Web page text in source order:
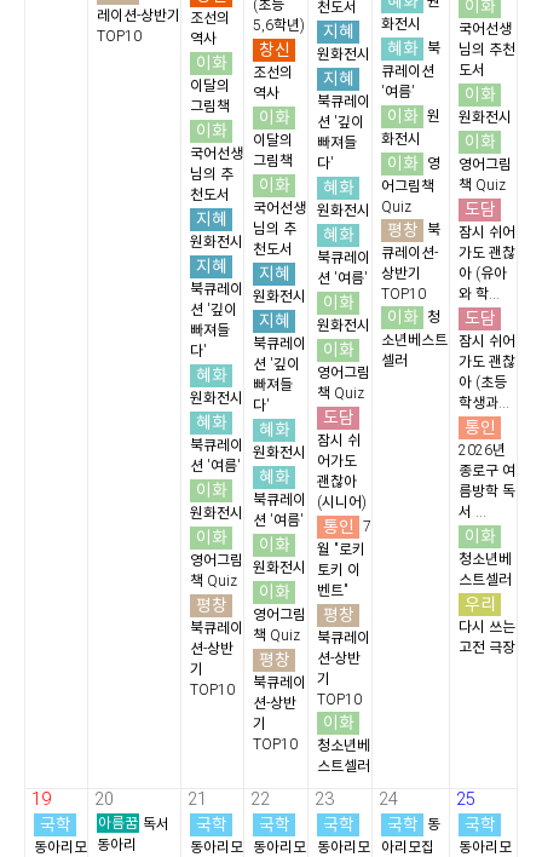
레이션-상반기
TOP10
조선의
역사
이화
이달의
그림책
이화
국어선생
님의 추
천도서
지혜
원화전시
지혜
북큐레이
션 '깊이
빠져들
다'
혜화
원화전시
혜화
북큐레이
션 '여름'
이화
원화전시
이화
영어그림
책 Quiz
평창
북큐레이
션-상반
기
TOP10
(초등
5,6학년)
창신
조선의
역사
이화
이달의
그림책
이화
국어선생
님의 추
천도서
지혜
원화전시
지혜
북큐레이
션 '깊이
빠져들
다'
혜화
원화전시
혜화
북큐레이
션 '여름'
이화
원화전시
이화
영어그림
책 Quiz
평창
북큐레이
션-상반
기
TOP10
천도서
지혜
원화전시
지혜
북큐레이
션 '깊이
빠져들
다'
혜화
원화전시
혜화
북큐레이
션 '여름'
이화
원화전시
이화
영어그림
책 Quiz
도담
잠시 쉬
어가도
괜찮아
(시니어)
통인
7
월 "로키
토키 이
벤트"
평창
북큐레이
션-상반
기
TOP10
이화
청소년베
스트셀러
화전시
혜화
북
큐레이션
'여름'
이화 원
화전시
이화
영
어그림책
Quiz
평창
북
큐레이션-
상반기
TOP10
이화
청
소년베스트
셀러
이화
국어선생
님의 추천
도서
이화
원화전시
이화
영어그림
책 Quiz
도담
잠시 쉬어
가도 괜찮
아 (유아
와 학...
도담
잠시 쉬어
가도 괜찮
아 (초등
학생과...
통인
2026년
종로구 여
름방학 독
서 ...
이화
청소년베
스트셀러
우리
다시 쓰는
고전 극장
19
국학
동아리모
20
아름꿈 독서
동아리
21
국학
동아리모
22
국학
동아리모
23
국학
동아리모
24
국학
동
아리모집
25
국학
동아리모